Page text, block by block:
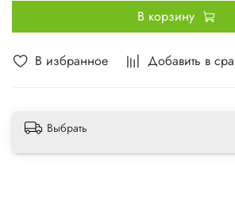
В избранное Добавить в
В корзину
Выбрать